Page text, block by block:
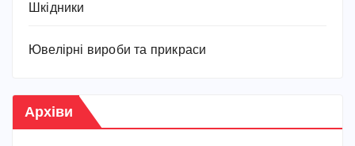
Шкідники
Ювелірні вироби та прикраси
Архіви